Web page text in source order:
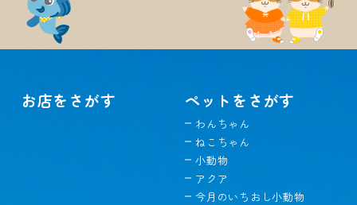
お店をさがす ペットをさがす
わんちゃん
ねこちゃん
小動物
アクア
今月のいちおし小動物